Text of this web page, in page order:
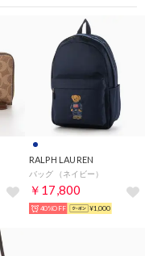
RALPH LAUREN
バッグ （ネイビー）
￥17,800
40%OFF ¥1,000